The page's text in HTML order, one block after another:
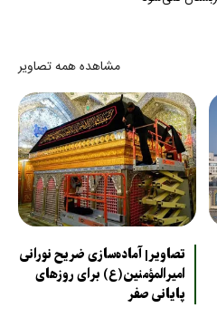
مشاهده همه تصاویر
تصاویر| آماده‌سازی ضریح نورانی
امیرالمؤمنین(ع) برای روزهای
پایانی صفر